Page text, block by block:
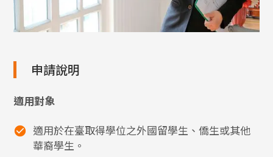
申請說明
適用對象
適用於在臺取得學位之外國留學生、僑生或其他
華裔學生。